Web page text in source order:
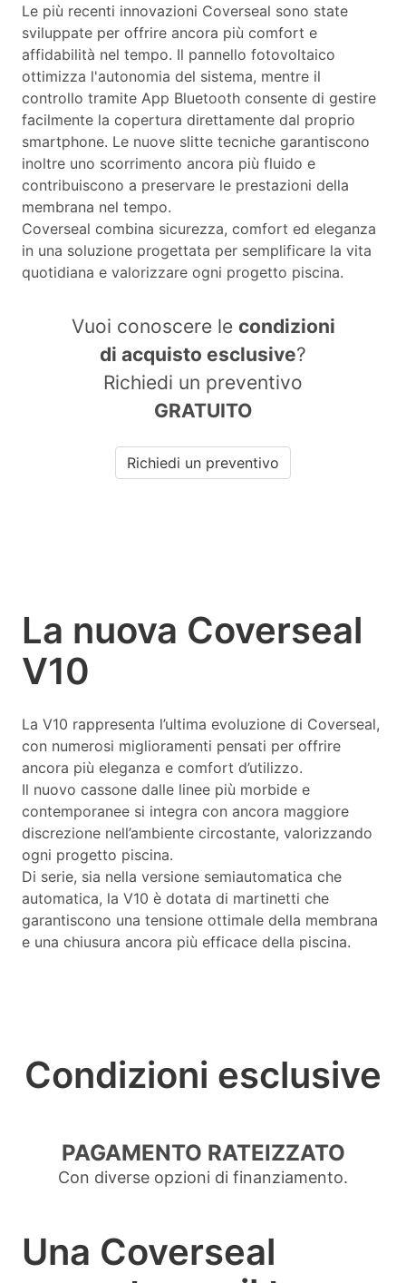
Le più recenti innovazioni Coverseal sono state
sviluppate per offrire ancora più comfort e
affidabilità nel tempo. Il pannello fotovoltaico
ottimizza l'autonomia del sistema, mentre il
controllo tramite App Bluetooth consente di gestire
facilmente la copertura direttamente dal proprio
smartphone. Le nuove slitte tecniche garantiscono
inoltre uno scorrimento ancora più fluido e
contribuiscono a preservare le prestazioni della
membrana nel tempo.
Coverseal combina sicurezza, comfort ed eleganza
in una soluzione progettata per semplificare la vita
quotidiana e valorizzare ogni progetto piscina.
Vuoi conoscere le condizioni
di acquisto esclusive?
Richiedi un preventivo
GRATUITO
Richiedi un preventivo
La nuova Coverseal
V10
La V10 rappresenta l’ultima evoluzione di Coverseal,
con numerosi miglioramenti pensati per offrire
ancora più eleganza e comfort d’utilizzo.
Il nuovo cassone dalle linee più morbide e
contemporanee si integra con ancora maggiore
discrezione nell’ambiente circostante, valorizzando
ogni progetto piscina.
Di serie, sia nella versione semiautomatica che
automatica, la V10 è dotata di martinetti che
garantiscono una tensione ottimale della membrana
e una chiusura ancora più efficace della piscina.
Condizioni esclusive
PAGAMENTO RATEIZZATO
Con diverse opzioni di finanziamento.
Una Coverseal